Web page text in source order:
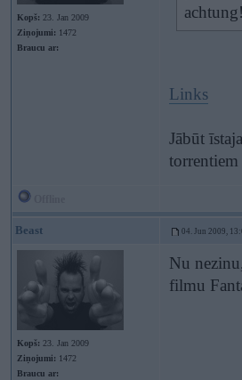
Kopš: 23. Jan 2009
Ziņojumi: 1472
Braucu ar:
Links
Jābūt
Beast 04. Jun 2009,
Kopš: 23. Jan 2009
Ziņojumi: 1472
Braucu ar:
Nu
filmu